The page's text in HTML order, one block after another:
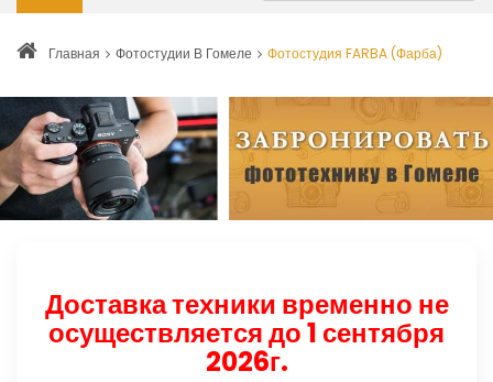
Главная Фотостудии В Гомеле Фотостудия FARBA (Фарба)
Доставка техники временно не
осуществляется до 1 сентября
2026г.